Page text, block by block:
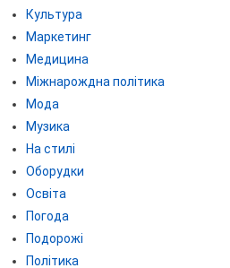
Культура
Маркетинг
Медицина
Міжнарождна політика
Мода
Музика
На стилі
Оборудки
Освіта
Погода
Подорожі
Політика